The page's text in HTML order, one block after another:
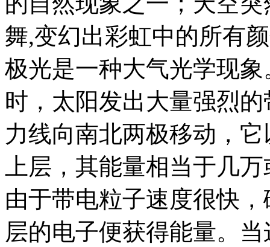
舞,变幻出彩虹中的所有
极光是一种大气光学现
时，太阳发出大量强烈
力线向南北两极移动，
上层，其能量相当于几
由于带电粒子速度很快
层的电子便获得能量。